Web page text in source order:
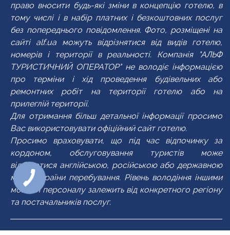
право вносити будь-які зміни в концепцію готелю, в
тому числі і в набір платних і безкоштовних послуг
без попереднього повідомлення. Фото, розміщені на
сайті alf.ua можуть відрізнятися від видів готелю,
номерів і території в реальності. Компанія "АЛЬФ
ТУРИСТИЧНИЙ ОПЕРАТОР" не володіє інформацією
про терміни і хід проведення будівельних або
ремонтних робіт на території готелю або на
прилеглій території.
Для отримання більш детальної інформації просимо
Вас використовувати офіційний сайт готелю.
Просимо враховувати, що під час відпочинку за
кордоном, обслуговування туристів може
відбуватися англійською, російською або державною
мовою країни перебування. Рівень володіння іншими
мовами персоналу залежить від конкретного регіону
та постачальників послуг.